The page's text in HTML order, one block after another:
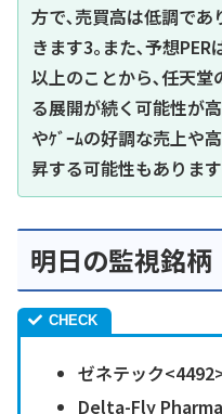
方で､売買高は低調であ
きます3｡また､予想
以上のことから､任天
る展開が続く可能性が
やｹﾞｰﾑの好調な売上や
昇する可能性もありま
明日の監視銘柄
ゼネテック
Delta-Fly